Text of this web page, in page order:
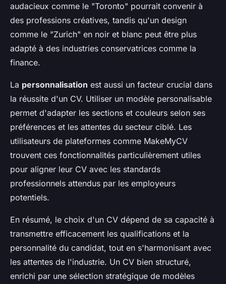
audacieux comme le "Toronto" pourrait convenir à
des professions créatives, tandis qu'un design
comme le "Zurich" en noir et blanc peut être plus
adapté à des industries conservatrices comme la
finance.
La personnalisation est aussi un facteur crucial dans
la réussite d'un CV. Utiliser un modèle personalisable
permet d'adapter les sections et couleurs selon ses
préférences et les attentes du secteur ciblé. Les
utilisateurs de plateformes comme MakeMyCV
trouvent ces fonctionnalités particulièrement utiles
pour aligner leur CV avec les standards
professionnels attendus par les employeurs
potentiels.
En résumé, le choix d'un CV dépend de sa capacité à
transmettre efficacement les qualifications et la
personnalité du candidat, tout en s'harmonisant avec
les attentes de l'industrie. Un CV bien structuré,
enrichi par une sélection stratégique de modèles